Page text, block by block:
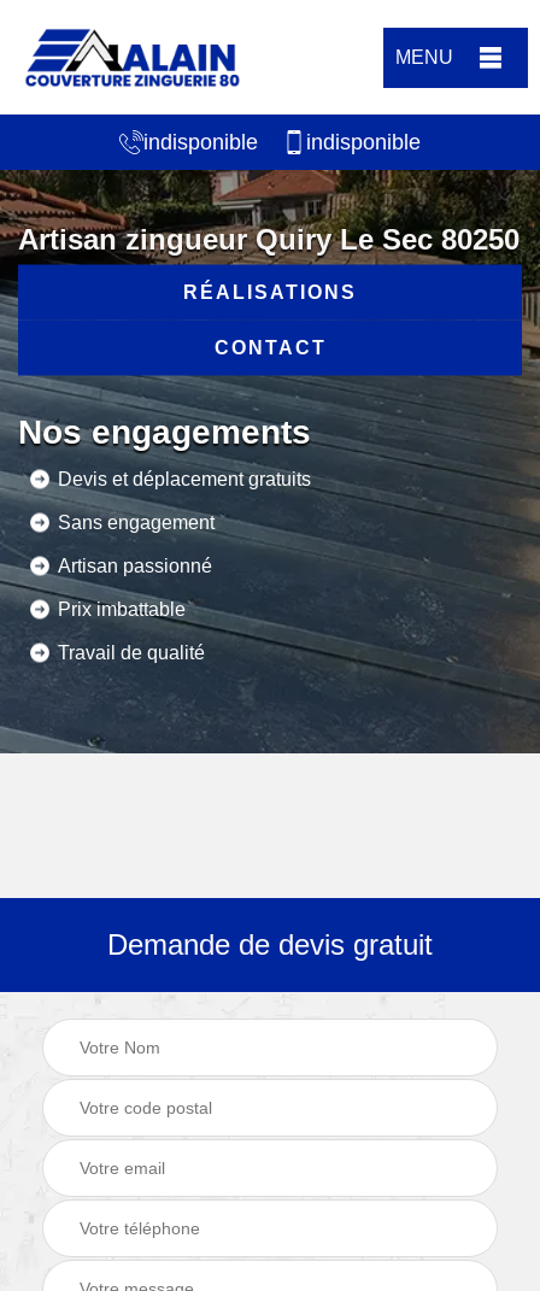
MENU
indisponible indisponible
Artisan zingueur Quiry Le Sec 80250
RÉALISATIONS
CONTACT
Nos engagements
Devis et déplacement gratuits
Sans engagement
Artisan passionné
Prix imbattable
Travail de qualité
Demande de devis gratuit